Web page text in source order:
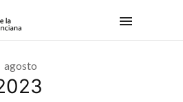
agosto